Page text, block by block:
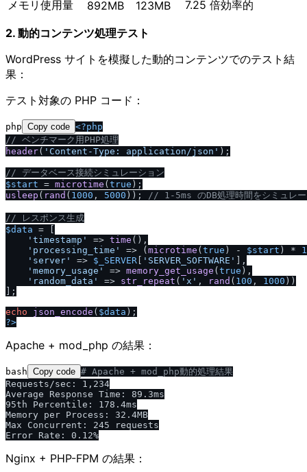
メモリ使用量 892MB 123MB 7.25 倍効率的
2. 動的コンテンツ処理テスト
WordPress サイトを模擬した動的コンテンツでのテスト結
果：
テスト対象の PHP コード：
php Copy code <?php
// ベンチマーク用PHP処理
header( 'Content-Type: application/json' );
// データベース接続シミュレーション
$start = microtime ( true
usleep ( rand ( 1000 , 5000 )); // 1-5ms のDB処理時間をシミュレ
// レスポンス生成
$data = [
'timestamp'
=> time (),
'processing_time'
=> ( microtime ( true ) - $start ) *
'server'
=> $_SERVER 'SERVER_SOFTWARE'
],
'memory_usage'
=> memory_get_usage ( true ),
'random_data'
=> str_repeat ( 'x' , rand ( 100 , 1000 ))
];
echo
json_encode ( $data
?>
Apache + mod_php の結果：
bash Copy code # Apache + mod_php動的処理結果
Requests/sec: 1,234
Average Response Time: 89.3ms
95th Percentile: 178.4ms
Memory per Process: 32.4MB
Max Concurrent: 245 requests
Nginx + PHP-FPM の結果：